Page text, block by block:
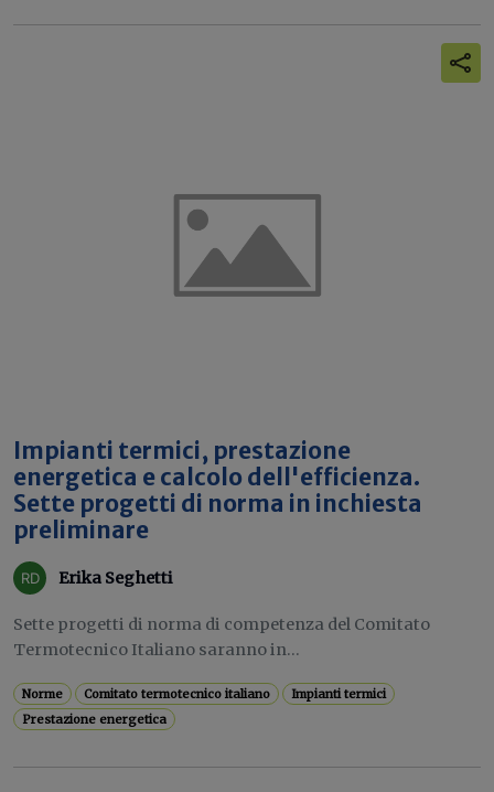
Impianti termici, prestazione
energetica e calcolo dell'efficienza.
Sette progetti di norma in inchiesta
preliminare
Erika Seghetti
Sette progetti di norma di competenza del Comitato
Termotecnico Italiano saranno in...
Norme Comitato termotecnico italiano
Impianti termici
Prestazione energetica